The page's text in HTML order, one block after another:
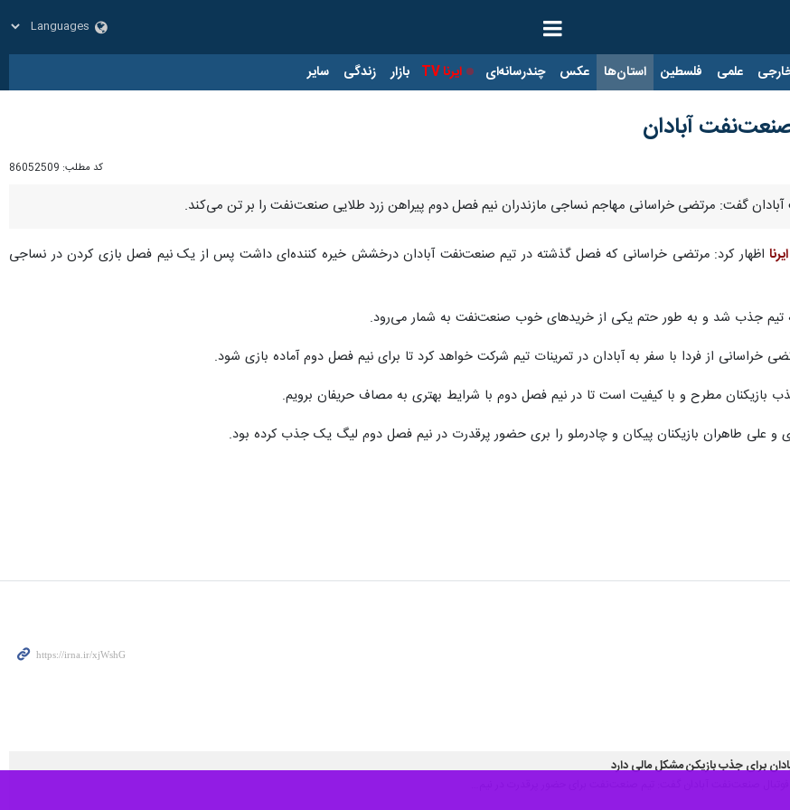
علمی فلسطین استان‌ها عکس چندرسانه‌ای ایرنا TV بازار زندگی سایر
آبادان
کد مطلب: 86052509
آبادان گفت: مرتضی خراسانی مهاجم نساجی مازندران نیم فصل دوم پیراهن زرد طلایی صنعت‌نفت را بر تن می‌کند.
ایرنااظهار کرد: مرتضی خراسانی که فصل گذشته در تیم صنعت‌نفت آبادان درخشش خیره کننده‌ای داشت پس از یک نیم فصل بازی کردن در نساجی
تیم جذب شد و به طور حتم یکی از خریدهای خوب صنعت‌نفت به شمار می‌رود.
خراسانی از فردا با سفر به آبادان در تمرینات تیم شرکت خواهد کرد تا برای نیم فصل دوم آماده بازی شود.
بازیکنان مطرح و با کیفیت است تا در نیم فصل دوم با شرایط بهتری به مصاف حریفان برویم.
علی طاهران بازیکنان پیکان و چادرملو را بری حضور پرقدرت در نیم فصل دوم لیگ یک جذب کرده بود.
برای جذب بازیکن مشکل مالی دارد